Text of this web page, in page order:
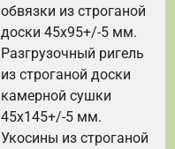
обвязки из строганой
доски 45х95+/-5 мм.
Разгрузочный ригель
из строганой доски
камерной сушки
45х145+/-5 мм.
Укосины из строганой